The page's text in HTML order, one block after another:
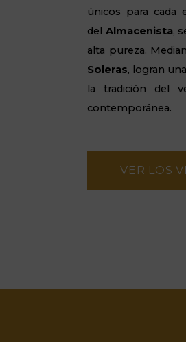
únicos para
del Almacenista,
alta pureza.
Soleras, logran
la tradición del
contemporánea.
VER LOS